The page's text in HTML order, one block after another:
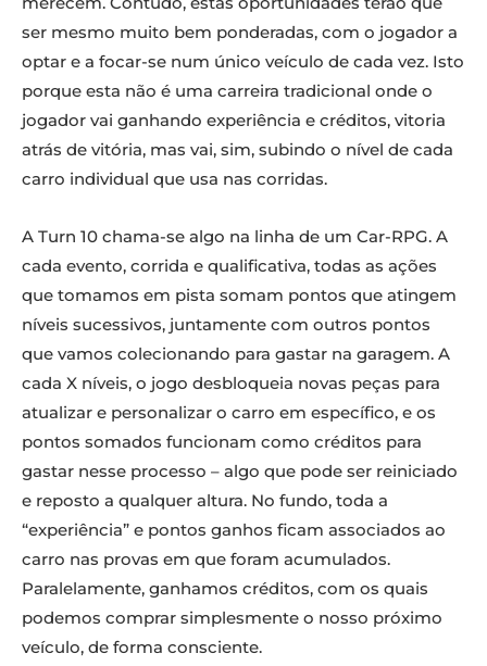
ser mesmo muito bem ponderadas, com o jogador a
optar e a focar-se num único veículo de cada vez. Isto
porque esta não é uma carreira tradicional onde o
jogador vai ganhando experiência e créditos, vitoria
atrás de vitória, mas vai, sim, subindo o nível de cada
carro individual que usa nas corridas.
A Turn 10 chama-se algo na linha de um Car-RPG. A
cada evento, corrida e qualificativa, todas as ações
que tomamos em pista somam pontos que atingem
níveis sucessivos, juntamente com outros pontos
que vamos colecionando para gastar na garagem. A
cada X níveis, o jogo desbloqueia novas peças para
atualizar e personalizar o carro em específico, e os
pontos somados funcionam como créditos para
gastar nesse processo – algo que pode ser reiniciado
e reposto a qualquer altura. No fundo, toda a
“experiência” e pontos ganhos ficam associados ao
carro nas provas em que foram acumulados.
Paralelamente, ganhamos créditos, com os quais
podemos comprar simplesmente o nosso próximo
veículo, de forma consciente.